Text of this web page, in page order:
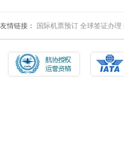
友情链接： 国际机票预订 全球签证办理